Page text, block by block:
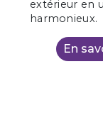
extérieur en
harmonieux.
En